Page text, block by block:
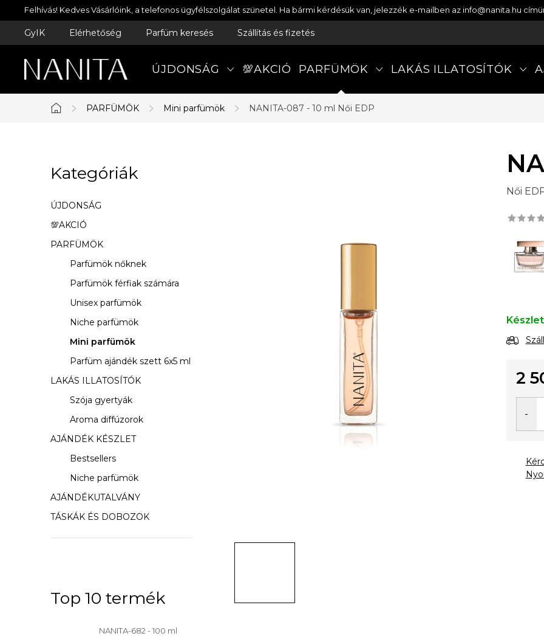
Ugrás
a
Felhívás! Kedves Vásárlóink, a telefonos ügyfélszolgálat szünetel. Ha bármi kérdésük van, jelezzék e-mailben az info@nanita.hu
GyIK Elérhetőség Parfüm keresés Szállítás és fizetés
ÚJDONSÁG 💯AKCIÓ PARFÜMÖK LAKÁS ILLATOSÍTÓK
Kezdőlap
PARFÜMÖK Mini parfümök NANITA-087 - 10 ml Női EDP
l
d
a
l
n
Kategóriák
átugrása
Kategóriák
ÚJDONSÁG
💯AKCIÓ
PARFÜMÖK
Parfümök nőknek
Parfümök férfiak számára
Unisex parfümök
Niche parfümök
Mini parfümök
Parfüm ajándék szett 6x5 ml
LAKÁS ILLATOSÍTÓK
Szója gyertyák
Aroma diffúzorok
AJÁNDÉK KÉSZLET
Bestsellers
Niche parfümök
AJÁNDÉKUTALVÁNY
TÁSKÁK ÉS DOBOZOK
Top 10 termék
NANITA-682 - 100 ml
Női
2